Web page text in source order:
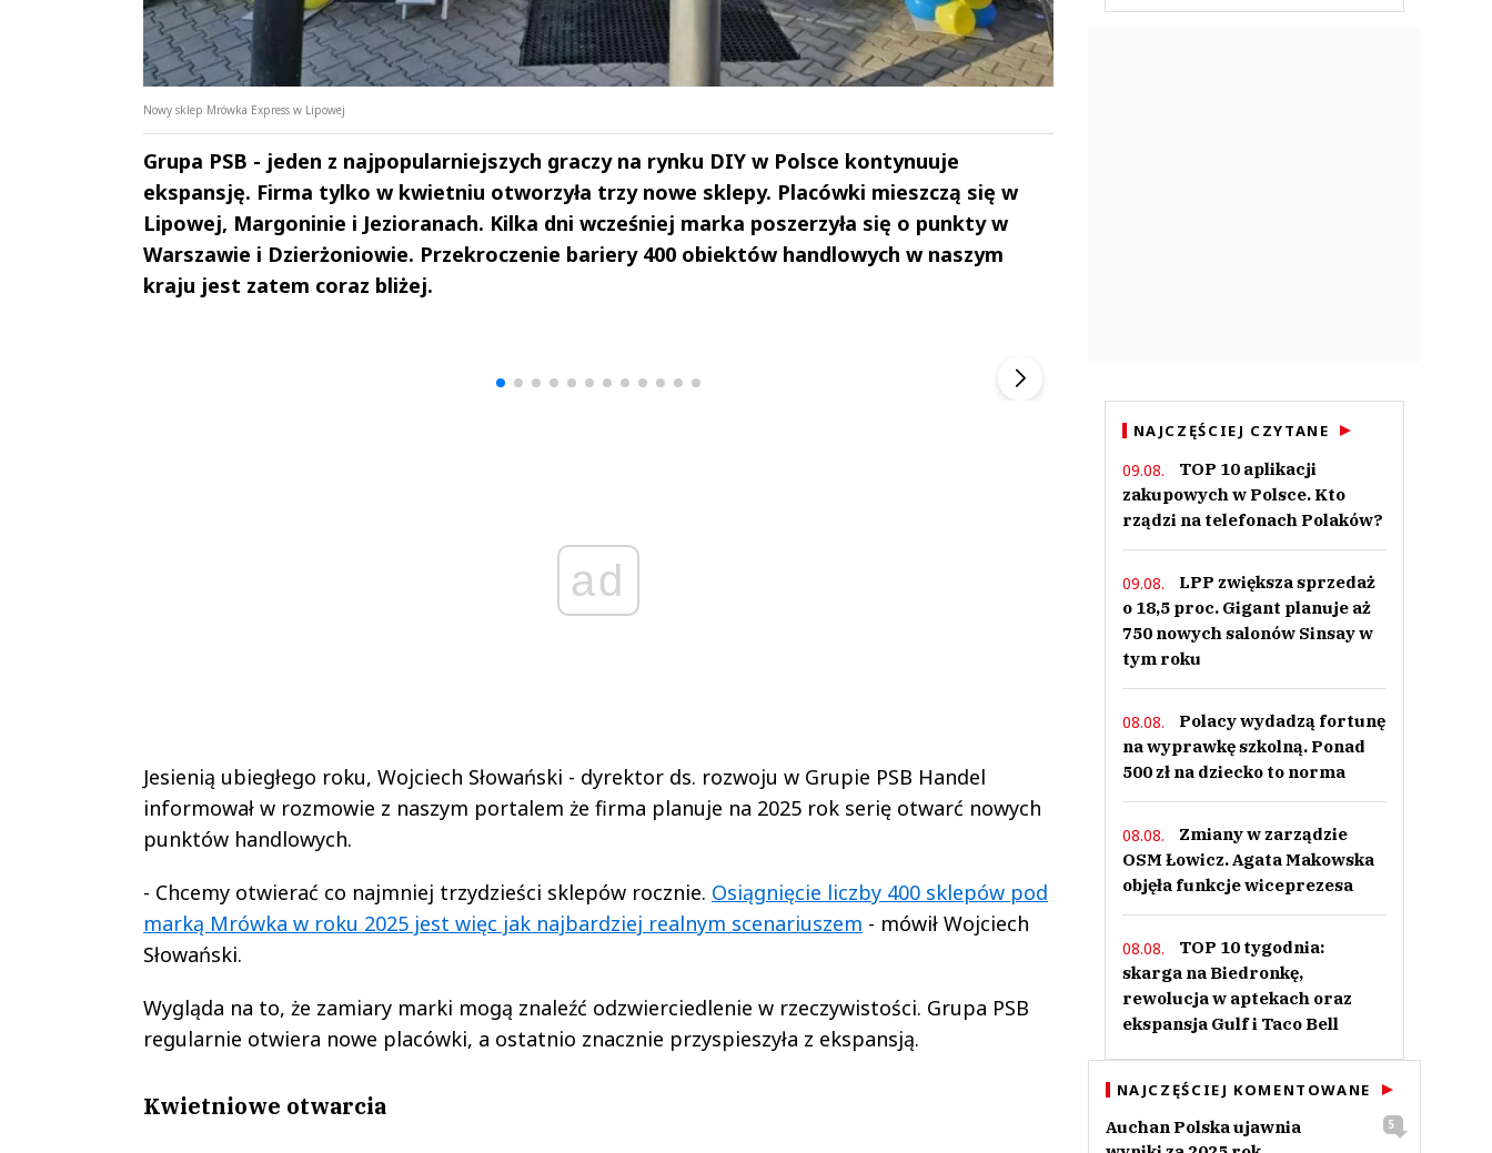
Nowy sklep Mrówka Express w Lipowej
Grupa PSB - jeden z najpopularniejszych graczy na rynku DIY w Polsce kontynuuje
ekspansję. Firma tylko w kwietniu otworzyła trzy nowe sklepy. Placówki mieszczą się w
Lipowej, Margoninie i Jezioranach. Kilka dni wcześniej marka poszerzyła się o punkty w
Warszawie i Dzierżoniowie. Przekroczenie bariery 400 obiektów handlowych w naszym
kraju jest zatem coraz bliżej.
ad
Jesienią ubiegłego roku, Wojciech Słowański - dyrektor ds. rozwoju w Grupie PSB Handel
informował w rozmowie z naszym portalem że firma planuje na 2025 rok serię otwarć nowych
punktów handlowych.
- Chcemy otwierać co najmniej trzydzieści sklepów rocznie. Osiągnięcie liczby 400 sklepów pod
marką Mrówka w roku 2025 jest więc jak najbardziej realnym scenariuszem - mówił Wojciech
Słowański.
Wygląda na to, że zamiary marki mogą znaleźć odzwierciedlenie w rzeczywistości. Grupa PSB
regularnie otwiera nowe placówki, a ostatnio znacznie przyspieszyła z ekspansją.
Kwietniowe otwarcia
NAJCZĘŚCIEJ CZYTANE
09.08.
TOP 10 aplikacji
zakupowych w Polsce. Kto
rządzi na telefonach Polaków?
09.08.
LPP zwiększa sprzedaż
o 18,5 proc. Gigant planuje aż
750 nowych salonów Sinsay w
tym roku
08.08.
Polacy wydadzą fortunę
na wyprawkę szkolną. Ponad
500 zł na dziecko to norma
08.08.
Zmiany w zarządzie
OSM Łowicz. Agata Makowska
objęła funkcje wiceprezesa
08.08.
TOP 10 tygodnia:
skarga na Biedronkę,
rewolucja w aptekach oraz
ekspansja Gulf i Taco Bell
NAJCZĘŚCIEJ KOMENTOWANE
Auchan Polska ujawnia
5